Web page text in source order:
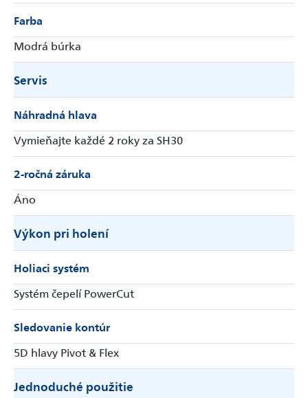
Farba
Modrá búrka
Servis
Náhradná hlava
Vymieňajte každé 2 roky za SH30
2-ročná záruka
Áno
Výkon pri holení
Holiaci systém
Systém čepelí PowerCut
Sledovanie kontúr
5D hlavy Pivot & Flex
Jednoduché použitie